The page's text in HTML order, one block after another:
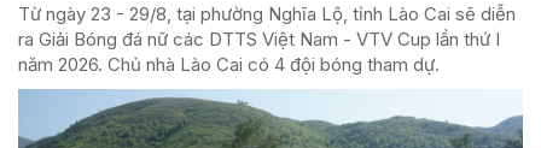
Từ ngày 23 - 29/8, tại phường Nghĩa Lộ, tỉnh Lào Cai sẽ diễn
ra Giải Bóng đá nữ các DTTS Việt Nam - VTV Cup lần thứ I
năm 2026. Chủ nhà Lào Cai có 4 đội bóng tham dự.